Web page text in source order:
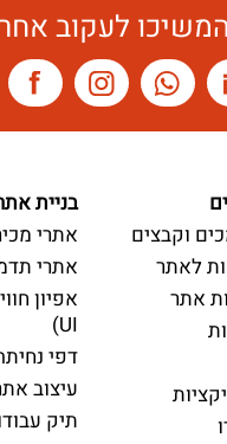
המשיכו לעקוב
וקבצים
לאתר
אתר
בניית
אתרי
אתרי
UI)
דפי
עיצוב
תיק